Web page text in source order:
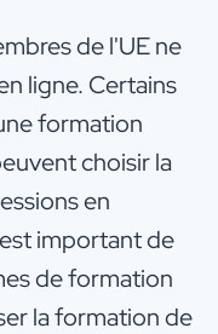
de l'UE ne
ligne. Certains
formation
choisir la
en
important de
de formation
la formation de